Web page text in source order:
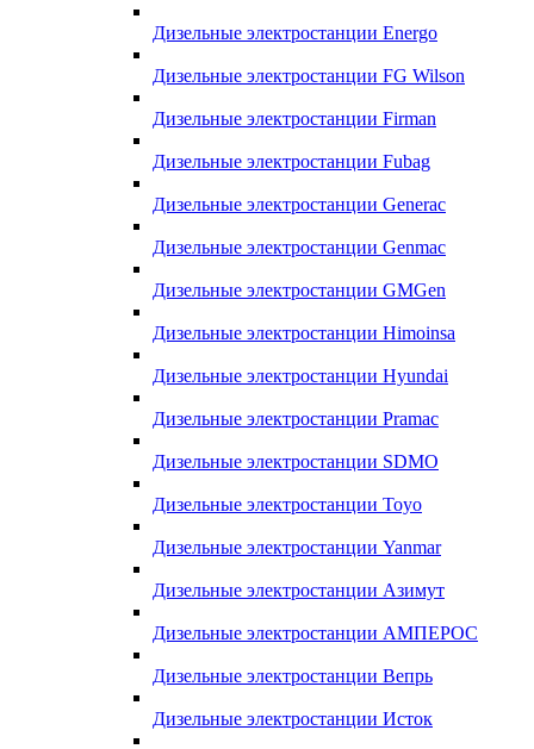
Дизельные электростанции Energo
Дизельные электростанции FG Wilson
Дизельные электростанции Firman
Дизельные электростанции Fubag
Дизельные электростанции Generac
Дизельные электростанции Genmac
Дизельные электростанции GMGen
Дизельные электростанции Himoinsa
Дизельные электростанции Hyundai
Дизельные электростанции Pramac
Дизельные электростанции SDMO
Дизельные электростанции Toyo
Дизельные электростанции Yanmar
Дизельные электростанции Азимут
Дизельные электростанции АМПЕРОС
Дизельные электростанции Вепрь
Дизельные электростанции Исток